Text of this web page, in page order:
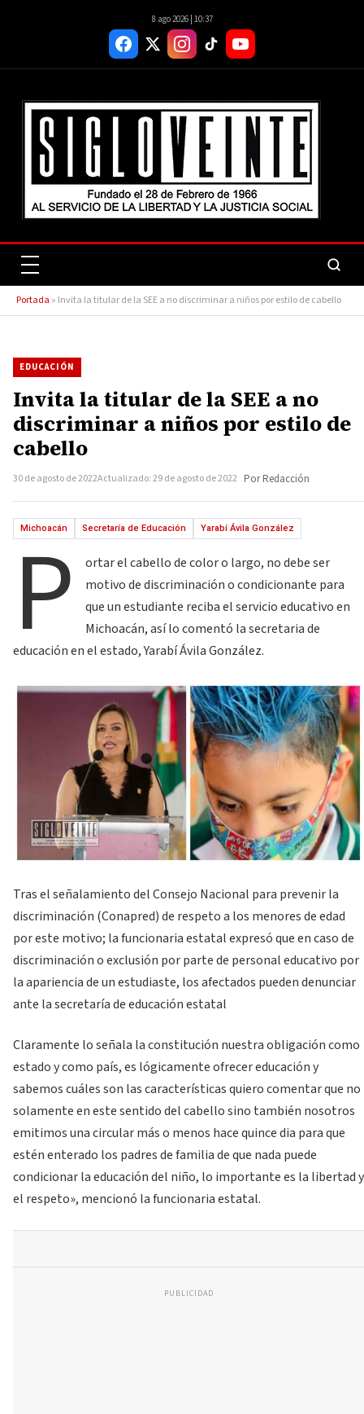
8 ago 2026 | 10:37
Portada » Invita la titular de la SEE a no discriminar a niños por estilo de cabello
EDUCACIÓN
Invita la titular de la SEE a no
discriminar a niños por estilo de
cabello
30 de agosto de 2022Actualizado: 29 de agosto de 2022 Por Redacción
Michoacán Secretaría de Educación Yarabí Ávila González
P
ortar el cabello de color o largo, no debe ser
motivo de discriminación o condicionante para
que un estudiante reciba el servicio educativo en
Michoacán, así lo comentó la secretaria de
educación en el estado, Yarabí Ávila González.
Tras el señalamiento del Consejo Nacional para prevenir la
discriminación (Conapred) de respeto a los menores de edad
por este motivo; la funcionaria estatal expresó que en caso de
discriminación o exclusión por parte de personal educativo por
la apariencia de un estudiaste, los afectados pueden denunciar
ante la secretaría de educación estatal
Claramente lo señala la constitución nuestra obligación como
estado y como país, es lógicamente ofrecer educación y
sabemos cuáles son las características quiero comentar que no
solamente en este sentido del cabello sino también nosotros
emitimos una circular más o menos hace quince dia para que
estén enterado los padres de familia de que nada puede
condicionar la educación del niño, lo importante es la libertad y
el respeto», mencionó la funcionaria estatal.
PUBLICIDAD